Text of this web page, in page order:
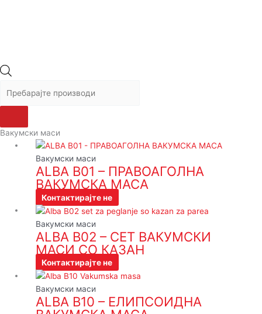
Вакумски маси
Вакумски маси
ALBA B01 – ПРАВОАГОЛНА
ВАКУМСКА МАСА
Контактирајте не
Вакумски маси
ALBA B02 – СЕТ ВАКУМСКИ
МАСИ СО КАЗАН
Контактирајте не
Вакумски маси
ALBA B10 – ЕЛИПСОИДНА